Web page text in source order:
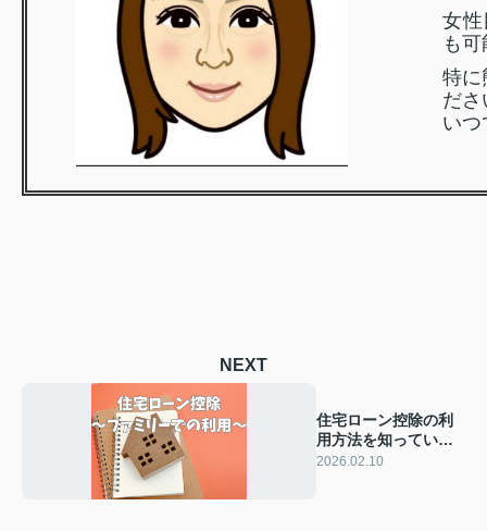
女性
も
特に
ださ
いつ
NEXT
住宅ローン控除の利
用方法を知っていま
すか ファミリーで得
2026.02.10